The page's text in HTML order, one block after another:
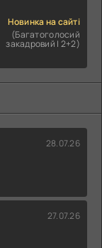
Новинка на сайті
(Багатоголосий
закадровий | 2+2)
28.07.26
27.07.26